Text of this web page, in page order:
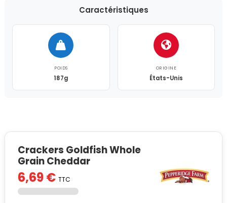
Caractéristiques
POIDS
187g
ORIGINE
États-Unis
Crackers Goldfish Whole
Grain Cheddar
6,69 € TTC